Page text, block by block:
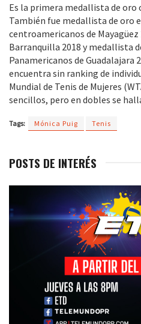
Es la primera medallista de oro
También fue medallista de oro
centroamericanos de Mayagüez
Barranquilla 2018 y medallista
Panamericanos de Guadalajara
encuentra sin ranking de
Mundial de Tenis de Mujeres
sencillos, pero en dobles se
Tags: Mónica Puig Tenis
POSTS DE INTERÉS